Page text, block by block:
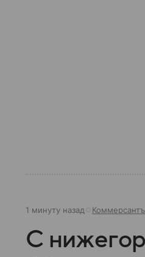
1 минуту назад Коммерсантъ
С